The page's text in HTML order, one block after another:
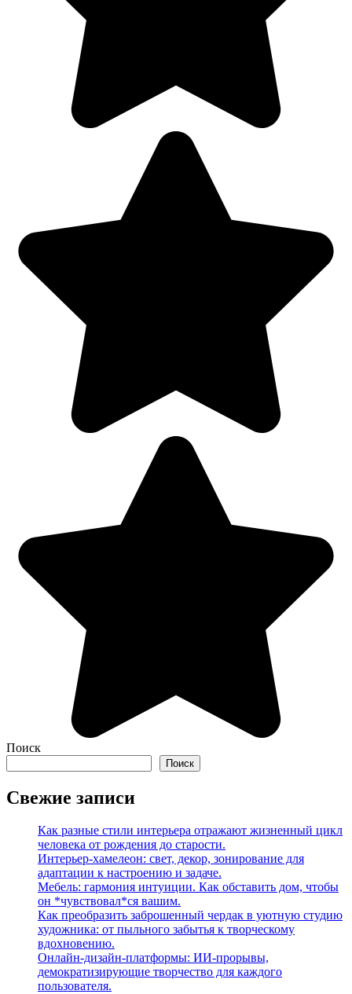
Поиск
Поиск
Свежие записи
Как разные стили интерьера отражают жизненный цикл
человека от рождения до старости.
Интерьер-хамелеон: свет, декор, зонирование для
адаптации к настроению и задаче.
Мебель: гармония интуиции. Как обставить дом, чтобы
он *чувствовал*ся вашим.
Как преобразить заброшенный чердак в уютную студию
художника: от пыльного забытья к творческому
вдохновению.
Онлайн-дизайн-платформы: ИИ-прорывы,
демократизирующие творчество для каждого
пользователя.